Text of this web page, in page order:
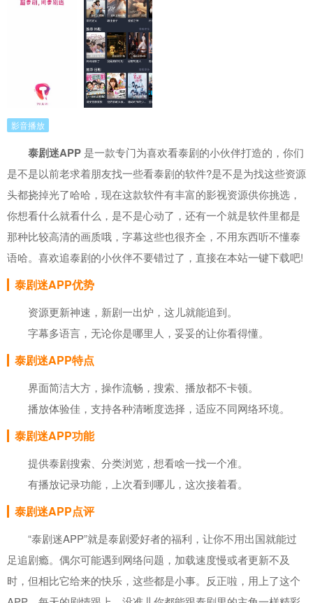
影音播放
泰剧迷APP 是一款专门为喜欢看泰剧的小伙伴打造的，你们
是不是以前老求着朋友找一些看泰剧的软件?是不是为找这些资源
头都挠掉光了哈哈，现在这款软件有丰富的影视资源供你挑选，
你想看什么就看什么，是不是心动了，还有一个就是软件里都是
那种比较高清的画质哦，字幕这些也很齐全，不用东西听不懂泰
语哈。喜欢追泰剧的小伙伴不要错过了，直接在本站一键下载吧!
泰剧迷APP优势
资源更新神速，新剧一出炉，这儿就能追到。
字幕多语言，无论你是哪里人，妥妥的让你看得懂。
泰剧迷APP特点
界面简洁大方，操作流畅，搜索、播放都不卡顿。
播放体验佳，支持各种清晰度选择，适应不同网络环境。
泰剧迷APP功能
提供泰剧搜索、分类浏览，想看啥一找一个准。
有播放记录功能，上次看到哪儿，这次接着看。
泰剧迷APP点评
“泰剧迷APP”就是泰剧爱好者的福利，让你不用出国就能过
足追剧瘾。偶尔可能遇到网络问题，加载速度慢或者更新不及
时，但相比它给来的快乐，这些都是小事。反正啦，用上了这个